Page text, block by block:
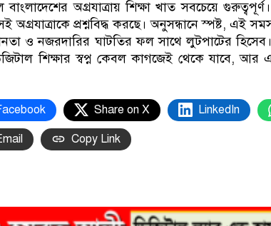
বাংলাদেশের অগ্রযাত্রায় শিক্ষা খাত সবচেয়ে
অগ্রযাত্রাকে প্রশ্নবিদ্ধ করছে। অনুসন্ধানে স্পষ্ট, এই
ও নজরদারির ঘাটতির ফল সাথে লুটপাটের
শিক্ষার স্বপ্ন কেবল কাগজেই থেকে যাবে, আর
Share on X LinkedIn
Copy Link